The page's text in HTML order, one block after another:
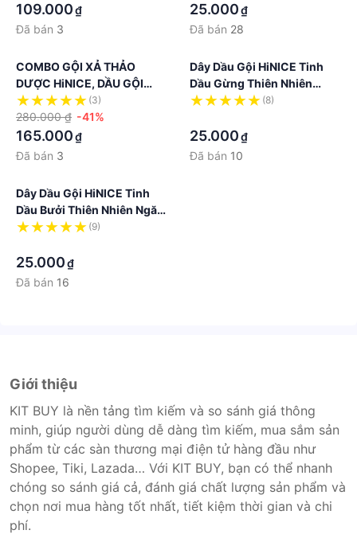
109.000₫
Đã bán 3
25.000₫
Đã bán 28
COMBO GỘI XẢ THẢO
DƯỢC HiNICE, DẦU GỘI
NGĂN RỤNG TÓC KÍCH
MỌC TÓC, DETOX KIỀM
DẦU CHAI 422G
(3)
280.000 ₫ -41%
165.000₫
Đã bán 3
Dây Dầu Gội HiNICE Tinh
Dầu Gừng Thiên Nhiên
6gx10gói
(8)
25.000₫
Đã bán 10
Dây Dầu Gội HiNICE Tinh
Dầu Bưởi Thiên Nhiên Ngăn
Tóc Gãy Rụng, Kích Thích
(9)
25.000₫
Đã bán 16
Giới thiệu
KIT BUY là nền tảng tìm kiếm và so sánh giá thông
minh, giúp người dùng dễ dàng tìm kiếm, mua sắm sản
phẩm từ các sàn thương mại điện tử hàng đầu như
Shopee, Tiki, Lazada… Với KIT BUY, bạn có thể nhanh
chóng so sánh giá cả, đánh giá chất lượng sản phẩm và
chọn nơi mua hàng tốt nhất, tiết kiệm thời gian và chi
phí.